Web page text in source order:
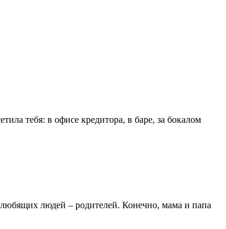
тебя: в офисе кредитора, в баре, за бокалом
людей – родителей. Конечно, мама и папа